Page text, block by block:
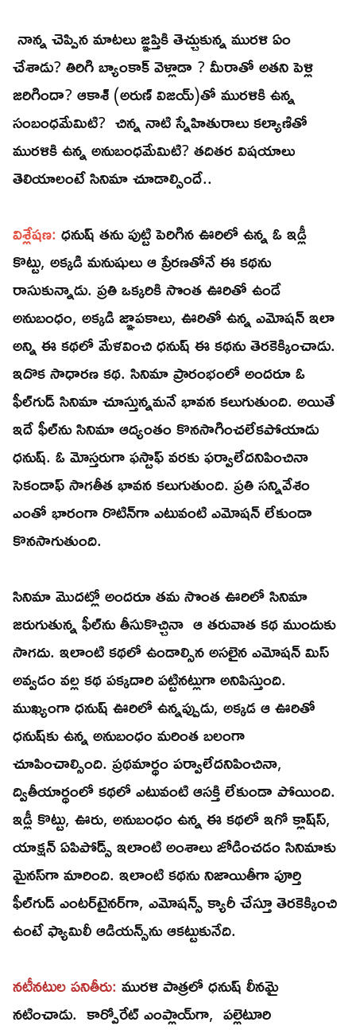
నాన్న చెప్పిన మాటలు జ్ఞప్తికి తెచ్చుకున్న మురళి ఏం
చేశాడు? తిరిగి బ్యాంకాక్‌ వెళ్లాడా ? మీరాతో అతని పెళ్లి
జరిగిందా? ఆకాశ్‌ (అరుణ్‌ విజయ్‌)తో మురళికి ఉన్న
సంబంధమేమిటి? చిన్న నాటి స్నేహితురాలు కల్యాణితో
మురళికి ఉన్న అనుబంధమేమిటి? తదితర విషయాలు
తెలియాలంటే సినిమా చూడాల్సిందే..
విశ్లేషణ: ధనుష్‌ తను పుట్టి పెరిగిన ఊరిలో ఉన్న ఓ ఇడ్లీ
కొట్టు, అక్కడి మనుషులు ఆ ప్రేరణతోనే ఈ కథను
రాసుకున్నాడు. ప్రతి ఒక్కరికి సొంత ఊరితో ఉండే
అనుబంధం, అక్కడి జ్ఞాపకాలు, ఊరితో ఉన్న ఎమోషన్‌ ఇలా
అన్ని ఈ కథలో మేళవించి ధనుష్‌ ఈ కథను తెరకెక్కించాడు.
ఇదొక సాధారణ కథ. సినిమా ప్రారంభంలో అందరూ ఓ
ఫీల్‌గుడ్‌ సినిమా చూస్తున్నమనే భావన కలుగుతుంది. అయితే
ఇదే ఫీల్‌ను సినిమా ఆద్యంతం కొనసాగించలేకపోయాడు
ధనుష్‌. ఓ మోస్తరుగా ఫస్టాఫ్‌ వరకు ఫర్వాలేదనిపించినా
సెకండాఫ్‌ సాగతీత భావన కలుగుతుంది. ప్రతి సన్నివేశం
ఎంతో భారంగా రొటిన్‌గా ఎటువంటి ఎమోషన్‌ లేకుండా
కొనసాగుతుంది.
సినిమా మొదట్లో అందరూ తమ సొంత ఊరిలో సినిమా
జరుగుతున్న ఫీల్‌ను తీసుకొచ్చినా ఆ తరువాత కథ ముందుకు
సాగదు. ఇలాంటి కథలో ఉండాల్సిన అసలైన ఎమోషన్‌ మిస్‌
అవ్వడం వల్ల కథ పక్కదారి పట్టినట్లుగా అనిపిస్తుంది.
ముఖ్యంగా ధనుష్‌ ఊరిలో ఉన్నప్పుడు, అక్కడ ఆ ఊరితో
ధనుష్‌కు ఉన్న అనుబంధం మరింత బలంగా
చూపించాల్సింది. ప్రథమార్థం పర్వాలేదనిపించినా,
ద్వితీయార్థంలో కథలో ఎటువంటి ఆసక్తి లేకుండా పోయింది.
ఇడ్లీ కొట్టు, ఊరు, అనుబంధం ఉన్న ఈ కథలో ఇగో క్లాష్‌స్‌,
యాక్షన్‌ ఏపిపోడ్స్‌ ఇలాంటి అంశాలు జోడించడం సినిమాకు
మైనస్‌గా మారింది. ఇలాంటి కథను నిజాయితీగా పూర్తి
ఫీల్‌గుడ్‌ ఎంటర్‌టైనర్‌గా, ఎమోషన్స్‌ క్యారీ చేస్తూ తెరకెక్కించి
ఉంటే ఫ్యామిలీ ఆడియన్స్‌ను ఆకట్టుకునేది.
నటీనటుల పనితీరు: మురళి పాత్రలో ధనుష్‌ లీనమై
నటించాడు. కార్పోరేట్‌ ఎంప్లాయ్‌గా, పల్లెటూరి